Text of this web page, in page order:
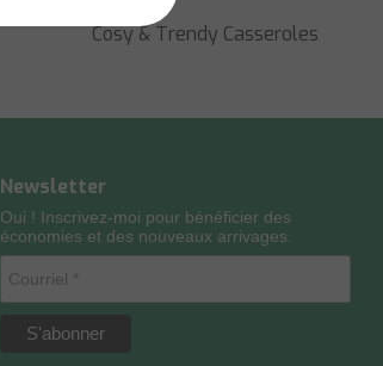
Cosy & Trendy Casseroles
Newsletter
Oui ! Inscrivez-moi pour bénéficier des
économies et des nouveaux arrivages.